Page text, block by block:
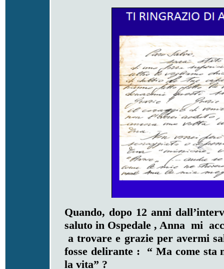
Quando, dopo 12 anni
saluto in Ospedale , Anna mi
a trovare e grazie per avermi
fosse delirante : “ Ma come
la vita” ?